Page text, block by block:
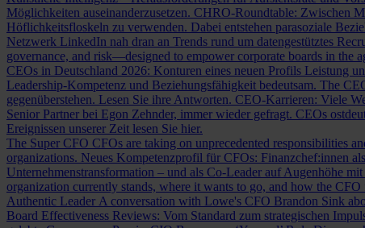
Möglichkeiten auseinanderzusetzen. CHRO-Roundtable: Zwischen
Höflichkeitsfloskeln zu verwenden. Dabei entstehen parasoziale
Netzwerk LinkedIn nah dran an Trends rund um datengestütztes
governance, and risk—designed to empower corporate boards in the
CEOs in Deutschland 2026: Konturen eines neuen Profils Leistung
Leadership-Kompetenz und Beziehungsfähigkeit bedeutsam. The
gegenüberstehen. Lesen Sie ihre Antworten. CEO-Karrieren: Viele
Senior Partner bei Egon Zehnder, immer wieder gefragt. CEOs
Ereignissen unserer Zeit lesen Sie hier.
The Super CFO CFOs are taking on unprecedented responsibilities
organizations. Neues Kompetenzprofil für CFOs: Finanzchef:innen
Unternehmenstransformation – und als Co-Leader auf Augenhöhe
organization currently stands, where it wants to go, and how the
Authentic Leader A conversation with Lowe's CFO Brandon Sink
Board Effectiveness Reviews: Vom Standard zum strategischen